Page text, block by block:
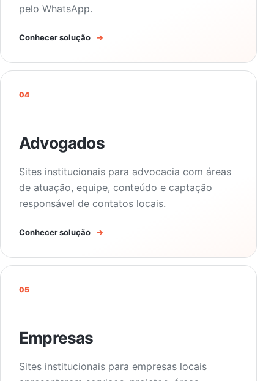
pelo WhatsApp.
Conhecer solução →
04
Advogados
Sites institucionais para advocacia com áreas
de atuação, equipe, conteúdo e captação
responsável de contatos locais.
Conhecer solução →
05
Empresas
Sites institucionais para empresas locais